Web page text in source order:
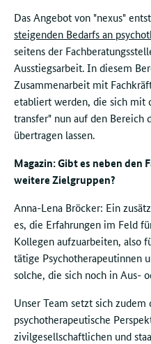
Das Angebot von "nexus"
steigenden Bedarfs an
seitens der
Ausstiegsarbeit. In diesem
Zusammenarbeit mit
etabliert werden, die sich mit
transfer" nun auf den Bereich
übertragen lassen.
Magazin: Gibt es neben den
weitere Zielgruppen?
Anna-Lena Bröcker: Ein
es, die Erfahrungen im Feld
Kollegen aufzuarbeiten, also
tätige Psychotherapeutinnen
solche, die sich noch in Aus-
Unser Team setzt sich zudem
psychotherapeutische
zivilgesellschaftlichen und